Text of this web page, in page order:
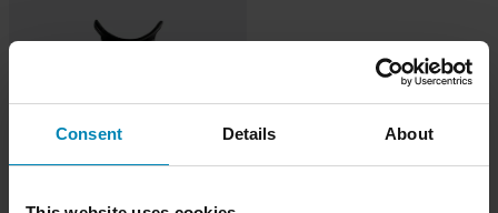
Consent Details About